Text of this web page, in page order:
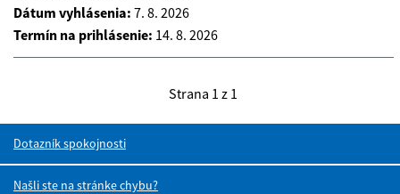
Dátum vyhlásenia: 7. 8. 2026
Termín na prihlásenie: 14. 8. 2026
Strana 1 z 1
Dotazník spokojnosti
Našli ste na stránke chybu?